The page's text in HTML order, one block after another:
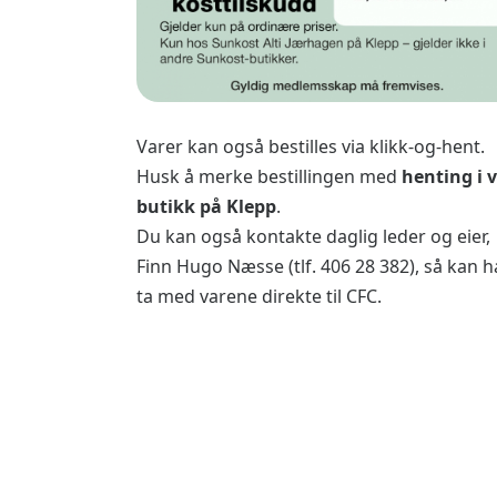
Varer kan også bestilles via klikk-og-hent.
Husk å merke bestillingen med henting i
butikk på Klepp.
Du kan også kontakte daglig leder og eier,
Finn Hugo Næsse (tlf. 406 28 382), så kan
ta med varene direkte til CFC.